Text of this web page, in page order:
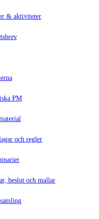
& aktiviteter
PM
och regler
beslut och mallar